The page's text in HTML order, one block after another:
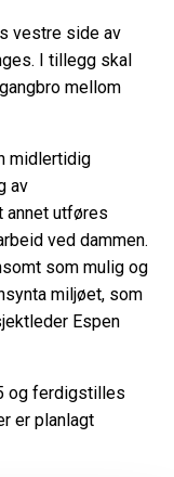
vestre side av
I tillegg skal
mellom
midlertidig
av
annet utføres
ved dammen.
som mulig og
miljøet, som
Espen
og ferdigstilles
er planlagt